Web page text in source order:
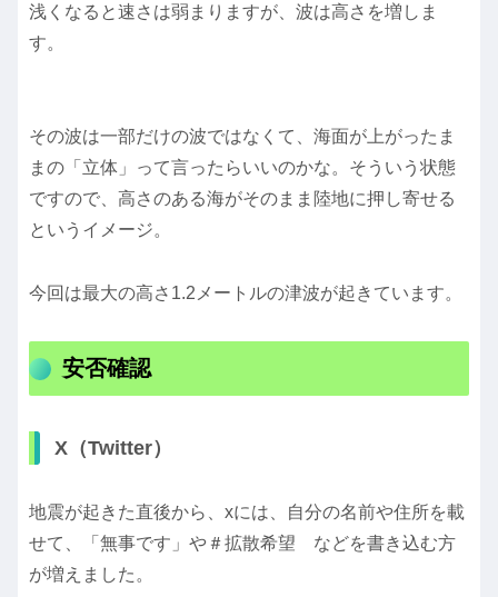
浅くなると速さは弱まりますが、波は高さを増しま
す。
その波は一部だけの波ではなくて、海面が上がったま
まの「立体」って言ったらいいのかな。そういう状態
ですので、高さのある海がそのまま陸地に押し寄せる
というイメージ。
今回は最大の高さ1.2メートルの津波が起きています。
安否確認
X（Twitter）
地震が起きた直後から、xには、自分の名前や住所を載
せて、「無事です」や＃拡散希望 などを書き込む方
が増えました。